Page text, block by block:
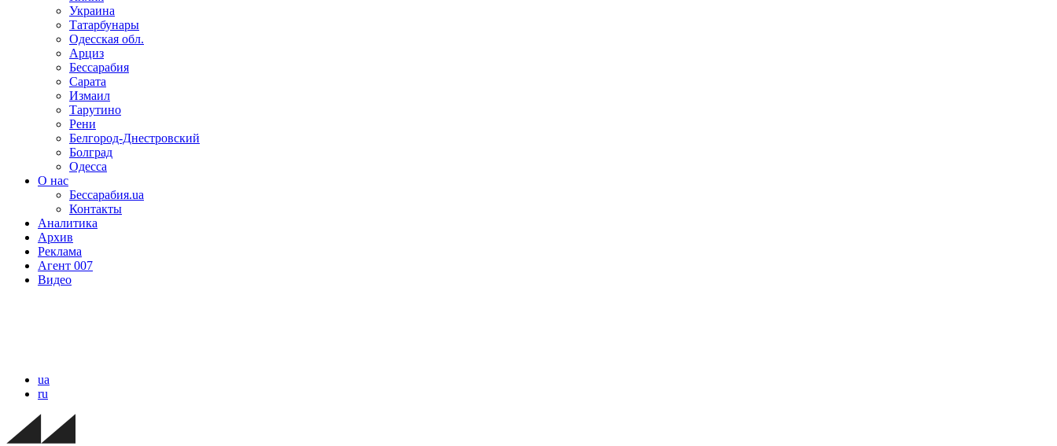
Украина
Татарбунары
Одесская обл.
Арциз
Бессарабия
Сарата
Измаил
Тарутино
Рени
Белгород-Днестровский
Болград
Одесса
О нас
Бессарабия.ua
Контакты
Аналитика
Архив
Реклама
Агент 007
Видео
ua
ru